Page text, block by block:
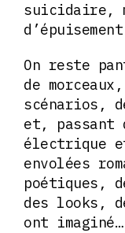
suicidaire,
On reste
de
scénarios,
et, passant
électrique
envolées
poétiques,
des looks,
ont imaginé…